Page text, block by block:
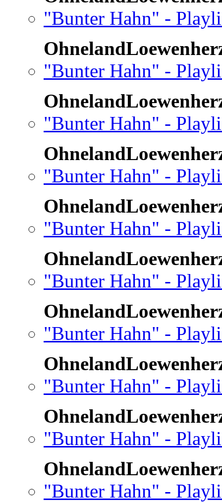
"Bunter Hahn" -
"Bunter Hahn" -
"Bunter Hahn" -
"Bunter Hahn" -
"Bunter Hahn" -
"Bunter Hahn" -
"Bunter Hahn" -
"Bunter Hahn" -
"Bunter Hahn" -
"Bunter Hahn" -